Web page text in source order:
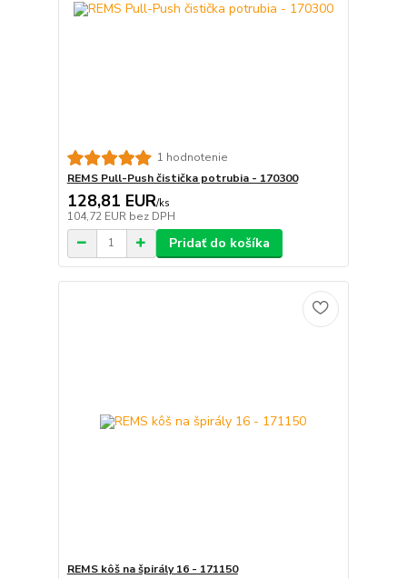
1 hodnotenie
REMS Pull-Push čistička potrubia - 170300
128,81 EUR/ks
104,72 EUR bez DPH
Pridať do košíka
REMS kôš na špirály 16 - 171150